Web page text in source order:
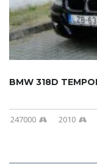
247000 2010